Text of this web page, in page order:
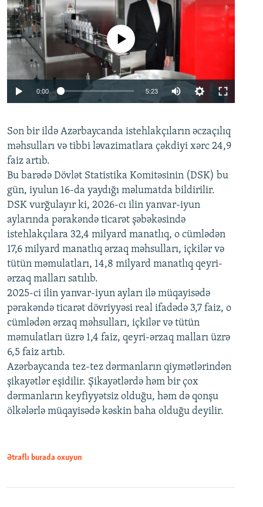
Auto 240p 360p 480p
720p 1080p
No media source currently available
0:00 5:23
360p
480p
720p
1080p
Son bir ildə Azərbaycanda istehlakçıların əczaçılıq
məhsulları və tibbi ləvazimatlara çəkdiyi xərc 24,9
faiz artıb.
Bu barədə Dövlət Statistika Komitəsinin (DSK) bu
gün, iyulun 16-da yaydığı məlumatda bildirilir.
DSK vurğulayır ki, 2026-cı ilin yanvar-iyun
aylarında pərakəndə ticarət şəbəkəsində
istehlakçılara 32,4 milyard manatlıq, o cümlədən
17,6 milyard manatlıq ərzaq məhsulları, içkilər və
tütün məmulatları, 14,8 milyard manatlıq qeyri-
ərzaq malları satılıb.
2025-ci ilin yanvar-iyun ayları ilə müqayisədə
pərakəndə ticarət dövriyyəsi real ifadədə 3,7 faiz, o
cümlədən ərzaq məhsulları, içkilər və tütün
məmulatları üzrə 1,4 faiz, qeyri-ərzaq malları üzrə
6,5 faiz artıb.
Azərbaycanda tez-tez dərmanların qiymətlərindən
şikayətlər eşidilir. Şikayətlərdə həm bir çox
dərmanların keyfiyyətsiz olduğu, həm də qonşu
ölkələrlə müqayisədə kəskin baha olduğu deyilir.
Ətraflı burada oxuyun